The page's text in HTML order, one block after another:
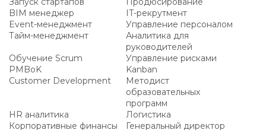
BIM менеджер
IT-рекрутмент
Event-менеджмент
Управление персоналом
Тайм-менеджмент
Аналитика для
руководителей
Обучение Scrum
Управление рисками
PMBoK
Kanban
Customer Development
Методист
образовательных
программ
HR аналитика
Логистика
Корпоративные финансы
Генеральный директор